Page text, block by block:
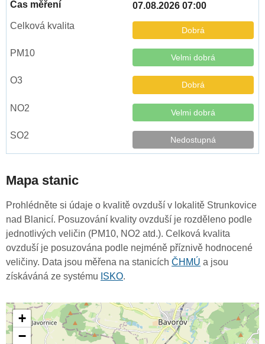
07.08.2026 07:00
Dobrá
Velmi dobrá
Dobrá
Velmi dobrá
Nedostupná
Mapa stanic
Prohlédněte si údaje o kvalitě ovzduší v lokalitě Strunkovice
nad Blanicí. Posuzování kvality ovzduší je rozděleno podle
jednotlivých veličin (PM10, NO2 atd.). Celková kvalita
ovzduší je posuzována podle nejméně příznivě hodnocené
veličiny. Data jsou měřena na stanicích ČHMÚ a jsou
získáváná ze systému ISKO.
+
−